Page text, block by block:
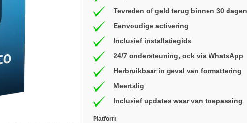
Tevreden of geld terug binnen 30 dagen
Eenvoudige activering
Inclusief installatiegids
24/7 ondersteuning, ook via WhatsApp
Herbruikbaar in geval van formattering
Meertalig
Inclusief updates waar van toepassing
Platform